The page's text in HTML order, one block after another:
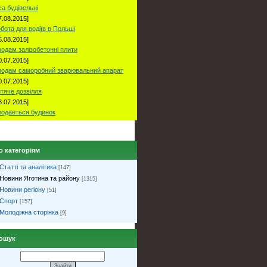
будівельні
для водіїв в Польші
залізобетонні плити
саморобний зварювальний апарат
дозвілля
будинок
категоріям
Статті та аналітика [147]
Новини Яготина та району [1315]
Новини регіону [51]
Спорт [157]
Молодіжна сторінка [9]